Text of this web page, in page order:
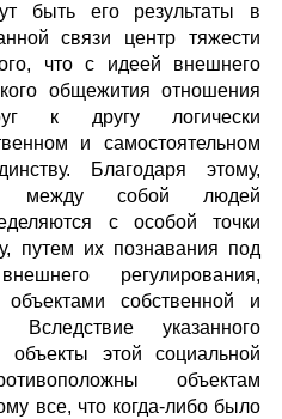
быть его результаты в
связи центр тяжести
что с идеей внешнего
общежития отношения
к другу логически
и самостоятельном
Благодаря этому,
между собой людей
с особой точки
путем их познавания под
регулирования,
собственной и
Вследствие указанного
объекты этой социальной
объектам
все, что когда-либо было